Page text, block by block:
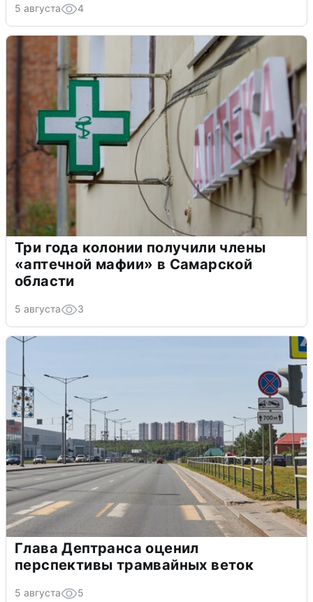
5 августа 4
Три года колонии получили члены
«аптечной мафии» в Самарской
области
5 августа 3
Глава Дептранса оценил
перспективы трамвайных веток
5 августа 5